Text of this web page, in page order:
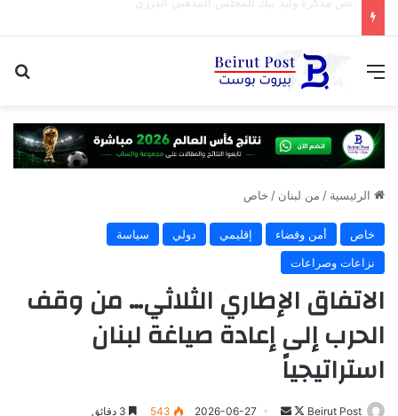
القائمة
الرئيسية / من لبنان / خاص
خاص أمن وقضاء إقليمي دولي
سياسة
نزاعات وصراعات
الاتفاق الإطاري الثلاثي… من وقف
الحرب إلى إعادة صياغة لبنان
استراتيجياً
Beirut Post
تابعأرسل 2026-06-27
543